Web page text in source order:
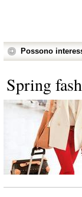
Possono
Spring